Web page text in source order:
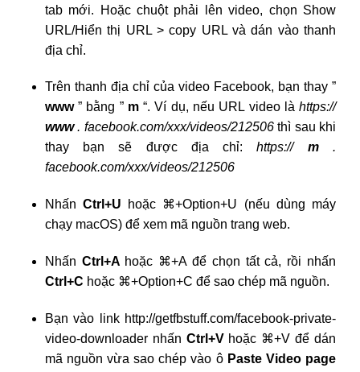
tab mới. Hoặc chuột phải lên video, chọn Show
URL/Hiển thị URL > copy URL và dán vào thanh
địa chỉ.
Trên thanh địa chỉ của video Facebook, bạn thay ”
www” bằng ” m“. Ví dụ, nếu URL video làhttps://
www. facebook.com/xxx/videos/212506thì sau khi
thay bạn sẽ được địa chỉ:https:// m.
facebook.com/xxx/videos/212506
Nhấn Ctrl+U
hoặc ⌘+Option+U (nếu dùng máy
chạy macOS) để xem mã nguồn trang web.
Nhấn Ctrl+A hoặc ⌘+A để chọn tất cả, rồi nhấn
Ctrl+C hoặc ⌘+Option+C để sao chép mã nguồn.
Bạn vào link http://getfbstuff.com/facebook-private-
video-downloader nhấn Ctrl+V hoặc ⌘+V để dán
mã nguồn vừa sao chép vào ô Paste Video page